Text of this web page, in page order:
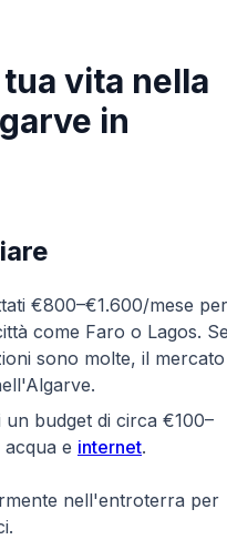
vita nella
in
€800–€1.600/mese per
come Faro o Lagos.
sono molte, il mercato
un budget di circa €100–
acqua e internet.
nell'entroterra per